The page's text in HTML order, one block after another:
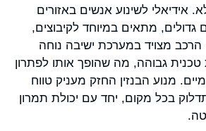
אידיאלי לשינוע אנשים באזורים
מתאים במיוחד לקיבוצים,
הרכב מצויד במערכת ישיבה נוחה
טכנית גבוהה, מה שהופך אותו לפתרון
מנוע הבנזין החזק מעניק טווח
בכל מקום, יחד עם יכולת תמרון